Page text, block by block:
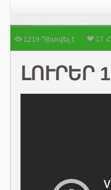
1219 Դիտվել է 17
ԼՈՒՐԵՐ